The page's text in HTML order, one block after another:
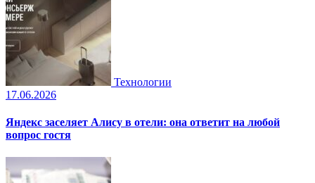
Технологии
17.06.2026
Яндекс заселяет Алису в отели: она ответит на любой
вопрос гостя